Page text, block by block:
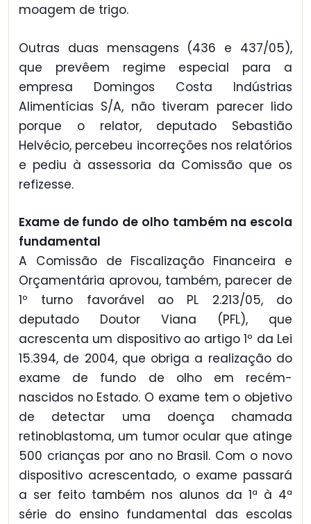
moagem de trigo.
Outras duas mensagens (436 e 437/05),
que prevêem regime especial para a
empresa Domingos Costa Indústrias
Alimentícias S/A, não tiveram parecer lido
porque o relator, deputado Sebastião
Helvécio, percebeu incorreções nos relatórios
e pediu à assessoria da Comissão que os
refizesse.
Exame de fundo de olho também na escola
fundamental
A Comissão de Fiscalização Financeira e
Orçamentária aprovou, também, parecer de
1º turno favorável ao PL 2.213/05, do
deputado Doutor Viana (PFL), que
acrescenta um dispositivo ao artigo 1º da Lei
15.394, de 2004, que obriga a realização do
exame de fundo de olho em recém-
nascidos no Estado. O exame tem o objetivo
de detectar uma doença chamada
retinoblastoma, um tumor ocular que atinge
500 crianças por ano no Brasil. Com o novo
dispositivo acrescentado, o exame passará
a ser feito também nos alunos da 1ª à 4ª
série do ensino fundamental das escolas